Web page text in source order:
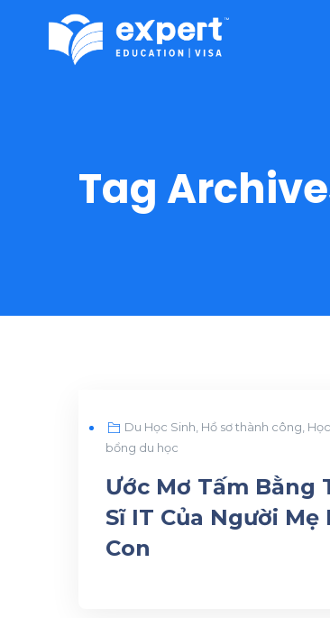
Tag
Du Học Sinh Hồ sơ thành công Học
bổng du học
Ước Mơ Tấm Bằng
Sĩ IT Của Người Mẹ
Con